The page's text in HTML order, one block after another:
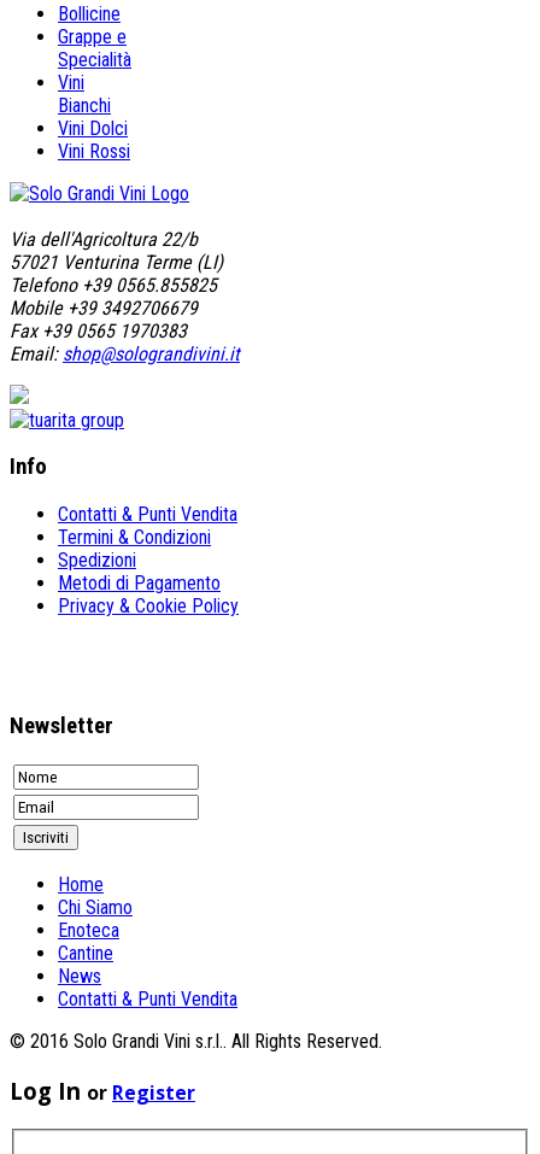
Bollicine
Grappe e
Specialità
Vini
Bianchi
Vini Dolci
Vini Rossi
Via dell'Agricoltura 22/b
57021 Venturina Terme (LI)
Telefono +39 0565.855825
Mobile +39 3492706679
Fax +39 0565 1970383
Email: shop@solograndivini.it
Info
Contatti & Punti Vendita
Termini & Condizioni
Spedizioni
Metodi di Pagamento
Privacy & Cookie Policy
Newsletter
Home
Chi Siamo
Enoteca
Cantine
News
Contatti & Punti Vendita
© 2016 Solo Grandi Vini s.r.l.. All Rights Reserved.
Log In or Register